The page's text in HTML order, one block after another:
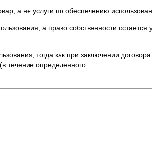
а не услуги по обеспечению
а право собственности остается
тогда как при заключении договора
течение определенного